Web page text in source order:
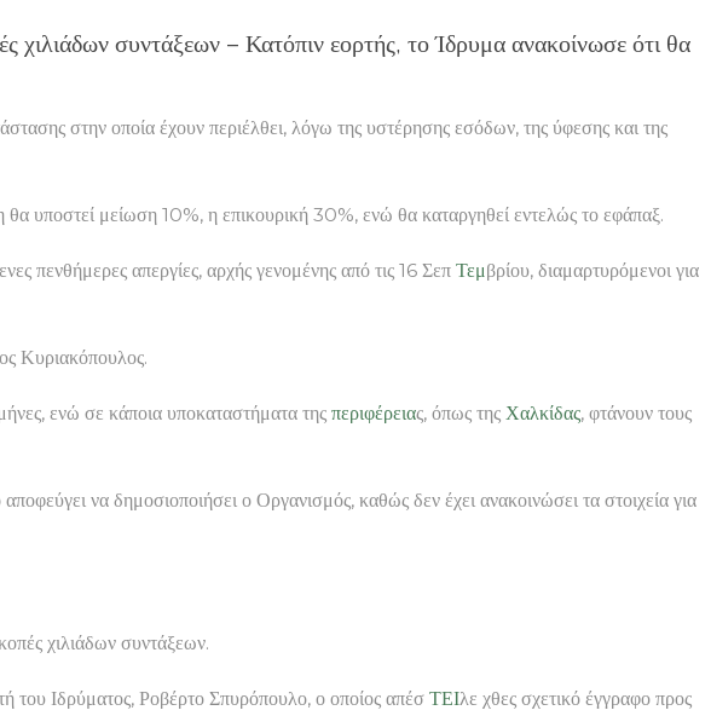
χιλιάδων συντάξεων – Κατόπιν εορτής, το Ίδρυμα ανακοίνωσε ότι θα
στην οποία έχουν περιέλθει, λόγω της υστέρησης εσόδων, της ύφεσης και της
υποστεί μείωση 10%, η επικουρική 30%, ενώ θα καταργηθεί εντελώς το εφάπαξ.
πενθήμερες απεργίες, αρχής γενομένης από τις 16 Σεπ Τεμβρίου, διαμαρτυρόμενοι για
Κυριακόπουλος.
ενώ σε κάποια υποκαταστήματα της περιφέρειας, όπως της Χαλκίδας, φτάνουν τους
να δημοσιοποιήσει ο Οργανισμός, καθώς δεν έχει ανακοινώσει τα στοιχεία για
χιλιάδων συντάξεων.
του Ιδρύματος, Ροβέρτο Σπυρόπουλο, ο οποίος απέσ ΤΕΙλε χθες σχετικό έγγραφο προς